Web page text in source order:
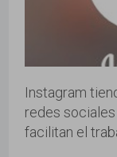
Instagram
redes
facilitan el